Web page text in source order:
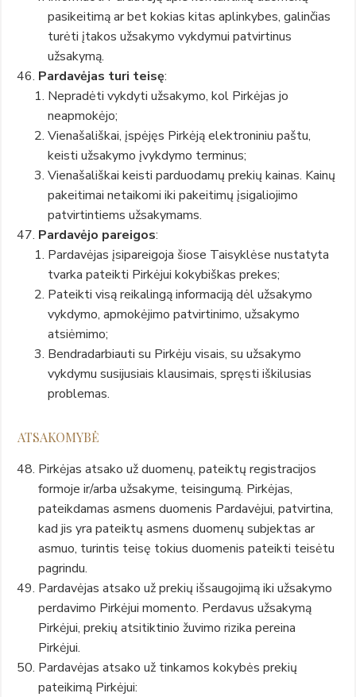
pasikeitimą ar bet kokias kitas aplinkybes, galinčias
turėti įtakos užsakymo vykdymui patvirtinus
užsakymą.
Pardavėjas turi teisę:
Nepradėti vykdyti užsakymo, kol Pirkėjas jo
neapmokėjo;
Vienašališkai, įspėjęs Pirkėją elektroniniu paštu,
keisti užsakymo įvykdymo terminus;
Vienašališkai keisti parduodamų prekių kainas. Kainų
pakeitimai netaikomi iki pakeitimų įsigaliojimo
patvirtintiems užsakymams.
Pardavėjo pareigos:
Pardavėjas įsipareigoja šiose Taisyklėse nustatyta
tvarka pateikti Pirkėjui kokybiškas prekes;
Pateikti visą reikalingą informaciją dėl užsakymo
vykdymo, apmokėjimo patvirtinimo, užsakymo
atsiėmimo;
Bendradarbiauti su Pirkėju visais, su užsakymo
vykdymu susijusiais klausimais, spręsti iškilusias
problemas.
ATSAKOMYBĖ
Pirkėjas atsako už duomenų, pateiktų registracijos
formoje ir/arba užsakyme, teisingumą. Pirkėjas,
pateikdamas asmens duomenis Pardavėjui, patvirtina,
kad jis yra pateiktų asmens duomenų subjektas ar
asmuo, turintis teisę tokius duomenis pateikti teisėtu
pagrindu.
Pardavėjas atsako už prekių išsaugojimą iki užsakymo
perdavimo Pirkėjui momento. Perdavus užsakymą
Pirkėjui, prekių atsitiktinio žuvimo rizika pereina
Pirkėjui.
Pardavėjas atsako už tinkamos kokybės prekių
pateikimą Pirkėjui: